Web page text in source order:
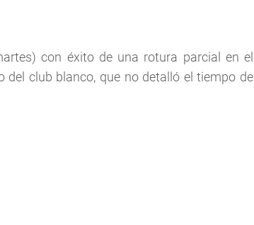
con éxito de una rotura parcial en el
del club blanco, que no detalló el tiempo de